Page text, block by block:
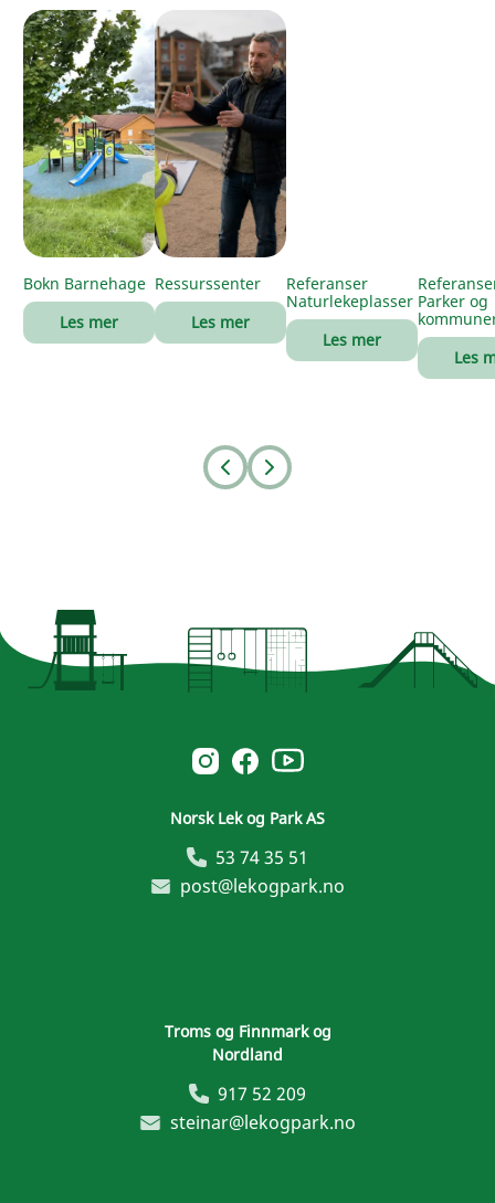
Bokn Barnehage
Les mer
Ressurssenter
Les mer
Referanser
Naturlekeplasser
Les mer
Parker og
Les
Prev Next
Norsk Leg & Park instagram
Norsk Leg & Park facebook
Norsk Leg & Park youtube
Norsk Lek og Park AS
53 74 35 51
post@lekogpark.no
Troms og Finnmark og
Nordland
917 52 209
steinar@lekogpark.no